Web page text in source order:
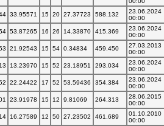
33.95571 15 20 27.37723 588.132
23.06.2024
00:00
53.87265 16 26 14.33870 415.369
23.06.2024
00:00
21.92543 15 54 0.34834 459.450
27.03.2013
00:00
13 13.23970 15 52 23.18951 293.034
23.06.2024
00:00
22.24422 17 52 53.59436 354.384
23.06.2024
00:00
23.91978 15 12 9.81069 264.313
28.06.2015
00:00
14 16.27589 12 50 27.23502 461.689
01.10.2010
00:00